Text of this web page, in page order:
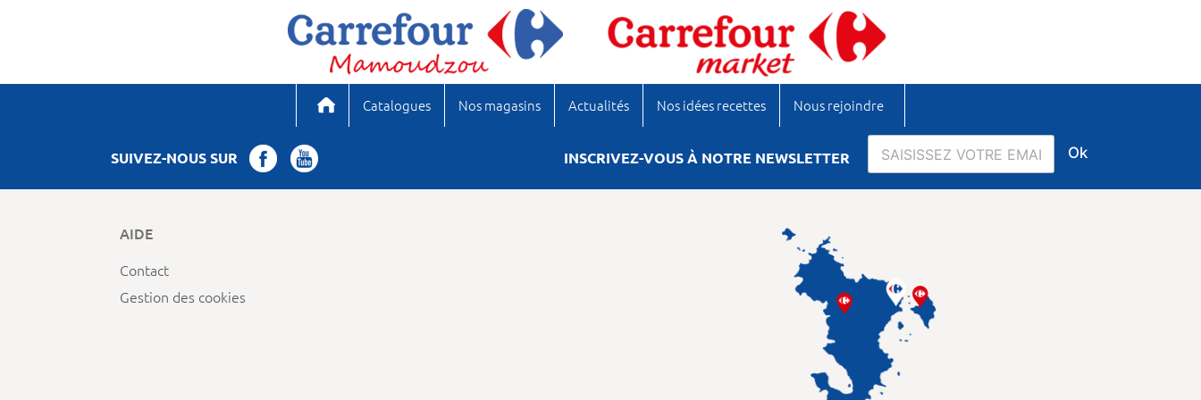
Catalogues Nos magasins Actualités Nos idées recettes Nous rejoindre
SUIVEZ-NOUS SUR INSCRIVEZ-VOUS À NOTRE NEWSLETTER Ok
AIDE
Contact
Gestion des cookies